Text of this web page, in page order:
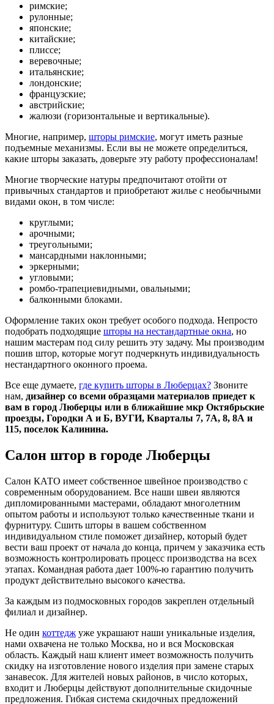
римские;
рулонные;
японские;
китайские;
плиссе;
веревочные;
итальянские;
лондонские;
французские;
австрийские;
жалюзи (горизонтальные и вертикальные).
Многие, например, шторы римские, могут иметь разные
подъемные механизмы. Если вы не можете определиться,
какие шторы заказать, доверьте эту работу профессионалам!
Многие творческие натуры предпочитают отойти от
привычных стандартов и приобретают жилье с необычными
видами окон, в том числе:
круглыми;
арочными;
треугольными;
мансардными наклонными;
эркерными;
угловыми;
ромбо-трапециевидными, овальными;
балконными блоками.
Оформление таких окон требует особого подхода. Непросто
подобрать подходящие шторы на нестандартные окна, но
нашим мастерам под силу решить эту задачу. Мы производим
пошив штор, которые могут подчеркнуть индивидуальность
нестандартного оконного проема.
Все еще думаете, где купить шторы в Люберцах? Звоните
нам, дизайнер со всеми образцами материалов приедет к
вам в город Люберцы или в ближайшие мкр Октябрьские
проезды, Городки А и Б, ВУГИ, Кварталы 7, 7А, 8, 8А и
115, поселок Калинина.
Салон штор в городе Люберцы
Салон КАТО имеет собственное швейное производство с
современным оборудованием. Все наши швеи являются
дипломированными мастерами, обладают многолетним
опытом работы и используют только качественные ткани и
фурнитуру. Сшить шторы в вашем собственном
индивидуальном стиле поможет дизайнер, который будет
вести ваш проект от начала до конца, причем у заказчика есть
возможность контролировать процесс производства на всех
этапах. Командная работа дает 100%-ю гарантию получить
продукт действительно высокого качества.
За каждым из подмосковных городов закреплен отдельный
филиал и дизайнер.
Не один коттедж уже украшают наши уникальные изделия,
нами охвачена не только Москва, но и вся Московская
область. Каждый наш клиент имеет возможность получить
скидку на изготовление нового изделия при замене старых
занавесок. Для жителей новых районов, в число которых,
входит и Люберцы действуют дополнительные скидочные
предложения. Гибкая система скидочных предложений